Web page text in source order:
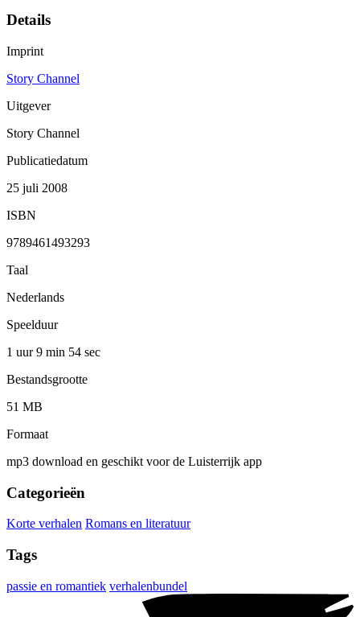
Details
Imprint
Story Channel
Uitgever
Story Channel
Publicatiedatum
25 juli 2008
ISBN
9789461493293
Taal
Nederlands
Speelduur
1 uur 9 min 54 sec
Bestandsgrootte
51 MB
Formaat
mp3 download en geschikt voor de Luisterrijk app
Categorieën
Korte verhalen Romans en literatuur
Tags
passie en romantiek verhalenbundel